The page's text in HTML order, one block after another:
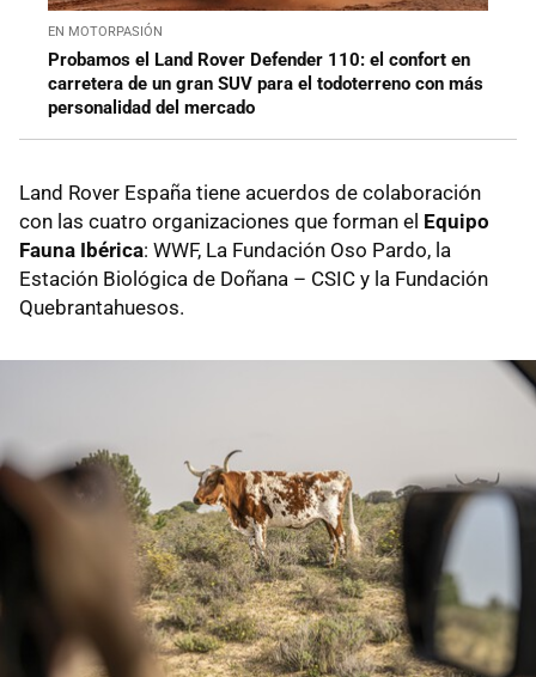
EN MOTORPASIÓN
Probamos el Land Rover Defender 110: el confort en
carretera de un gran SUV para el todoterreno con más
personalidad del mercado
Land Rover España tiene acuerdos de colaboración
con las cuatro organizaciones que forman el Equipo
Fauna Ibérica: WWF, La Fundación Oso Pardo, la
Estación Biológica de Doñana – CSIC y la Fundación
Quebrantahuesos.